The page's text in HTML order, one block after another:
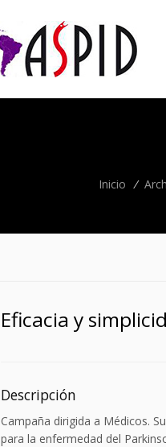
Inicio /
Eficacia y
Descripción
Campaña dirigida a Médicos.
para la enfermedad del